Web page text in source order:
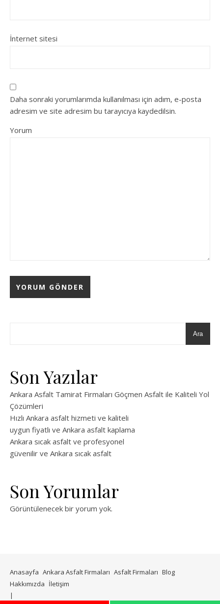
İnternet sitesi
Daha sonraki yorumlarımda kullanılması için adım, e-posta
adresim ve site adresim bu tarayıcıya kaydedilsin.
Yorum
Ara
Son Yazılar
Ankara Asfalt Tamirat Firmaları Göçmen Asfalt ile Kaliteli Yol
Çözümleri
Hızlı Ankara asfalt hizmeti ve kaliteli
uygun fiyatlı ve Ankara asfalt kaplama
Ankara sıcak asfalt ve profesyonel
güvenilir ve Ankara sıcak asfalt
Son Yorumlar
Görüntülenecek bir yorum yok.
Anasayfa Ankara Asfalt Firmaları Asfalt Firmaları Blog
Hakkımızda İletişim